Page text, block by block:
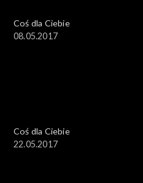
Coś dla Ciebie
08.05.2017
Coś dla Ciebie
22.05.2017